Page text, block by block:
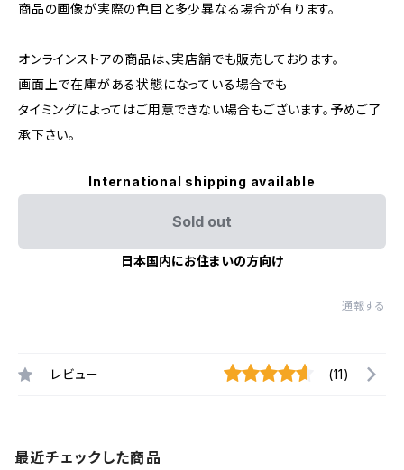
商品の画像が実際の色目と多少異なる場合が有ります。
オンラインストアの商品は、実店舗でも販売しております。
画面上で在庫がある状態になっている場合でも
タイミングによってはご用意できない場合もございます。予めご了
承下さい。
International shipping available
Sold out
日本国内にお住まいの方向け
通報する
レビュー (11)
最近チェックした商品